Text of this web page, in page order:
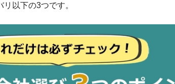
以下の3つです。